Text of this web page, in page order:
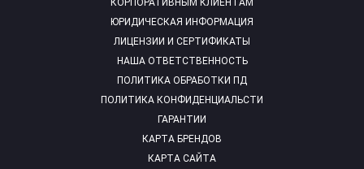
КОРПОРАТИВНЫМ КЛИЕНТАМ
ЮРИДИЧЕСКАЯ ИНФОРМАЦИЯ
ЛИЦЕНЗИИ И СЕРТИФИКАТЫ
НАША ОТВЕТСТВЕННОСТЬ
ПОЛИТИКА ОБРАБОТКИ ПД
ПОЛИТИКА КОНФИДЕНЦИАЛЬСТИ
ГАРАНТИИ
КАРТА БРЕНДОВ
КАРТА САЙТА